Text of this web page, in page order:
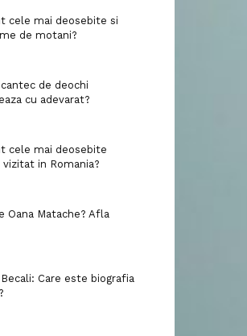
cele mai deosebite si
de motani?
de deochi
cu adevarat?
cele mai deosebite
in Romania?
Oana Matache? Afla
Care este biografia